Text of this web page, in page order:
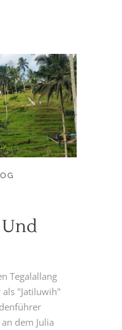
Und
Tegalallang
"Jatiluwih"
dem Julia